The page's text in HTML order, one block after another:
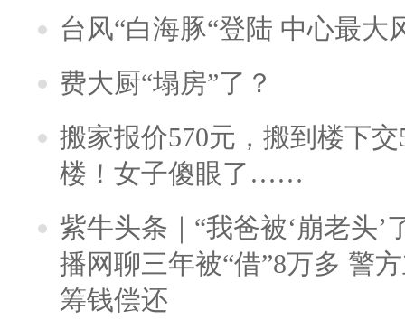
台风“白海豚“登陆 中心最大
费大厨“塌房”了？
搬家报价570元，搬到楼下
楼！女子傻眼了……
紫牛头条｜“我爸被‘崩老头’
播网聊三年被“借”8万多 警
筹钱偿还